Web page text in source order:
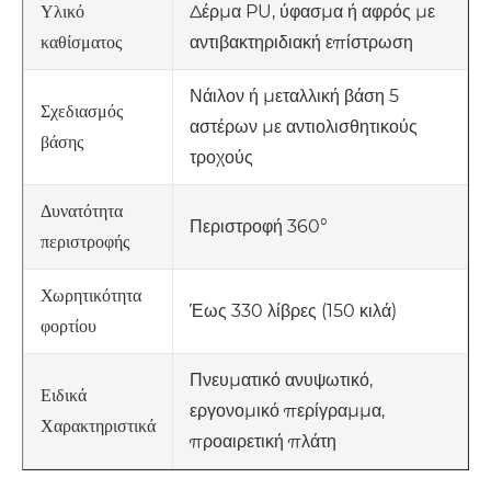
Υλικό
καθίσματος
Δέρμα PU, ύφασμα ή αφρός με
αντιβακτηριδιακή επίστρωση
Σχεδιασμός
βάσης
Νάιλον ή μεταλλική βάση 5
αστέρων με αντιολισθητικούς
τροχούς
Δυνατότητα
περιστροφής
Περιστροφή 360°
Χωρητικότητα
φορτίου
Έως 330 λίβρες (150 κιλά)
Ειδικά
Χαρακτηριστικά
Πνευματικό ανυψωτικό,
εργονομικό περίγραμμα,
προαιρετική πλάτη